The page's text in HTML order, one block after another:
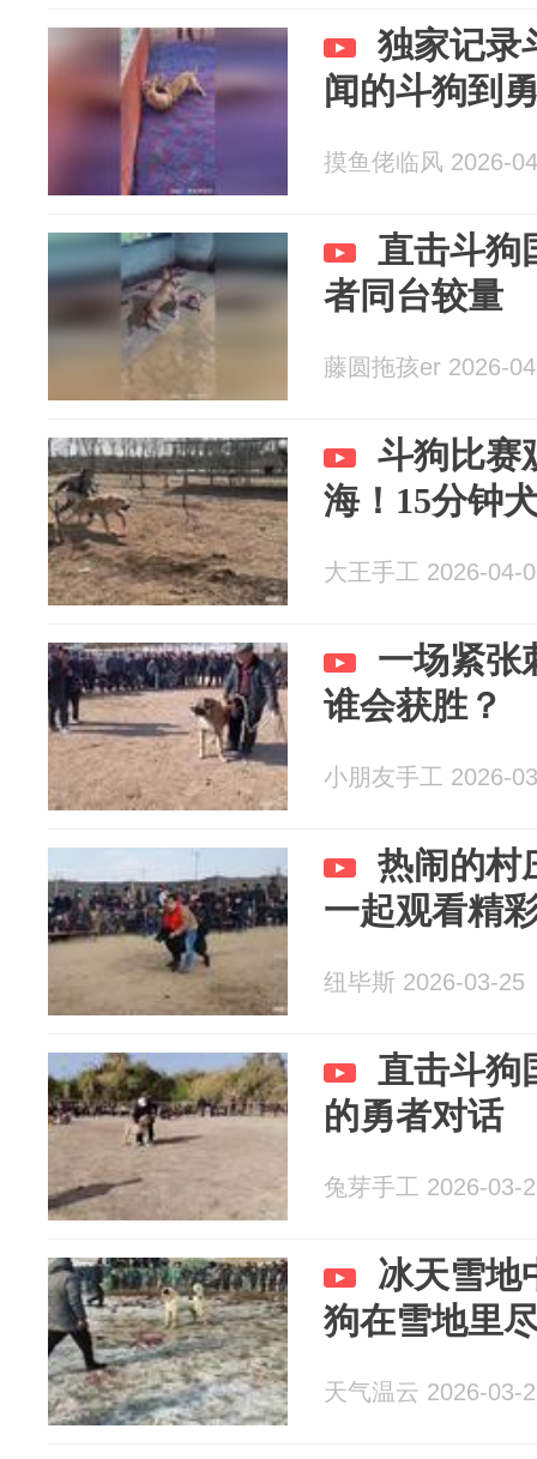
独家记录
闻的斗狗到
摸鱼佬临风 2026-
直击斗狗
者同台较量
藤圆拖孩er 2026-
斗狗比赛
海！15分钟
大王手工 2026-04-
一场紧张
谁会获胜？
小朋友手工 2026-
热闹的村
一起观看精
纽毕斯 2026-03-25
直击斗狗
的勇者对话
兔芽手工 2026-03-
冰天雪地
狗在雪地里
天气温云 2026-03-